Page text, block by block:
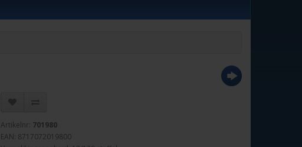
Artikelnr: 701980
EAN: 8717072019800